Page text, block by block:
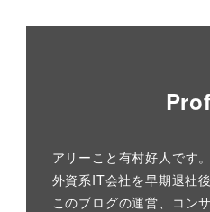
アリーこと有村好人です。
外資系IT会社を早期退社
このブログの運営、コン